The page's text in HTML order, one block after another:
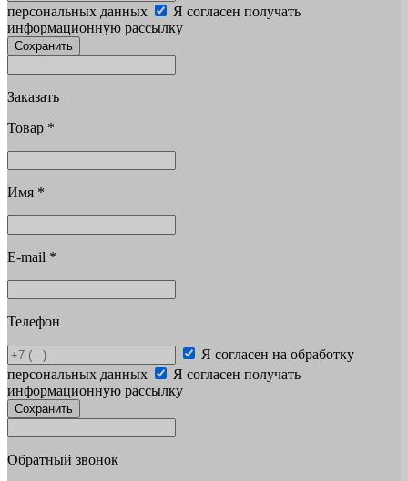
персональных данных
Я согласен получать
информационную рассылку
Сохранить
Заказать
Товар *
Имя *
E-mail *
Телефон
Я согласен на обработку
персональных данных
Я согласен получать
информационную рассылку
Сохранить
Обратный звонок